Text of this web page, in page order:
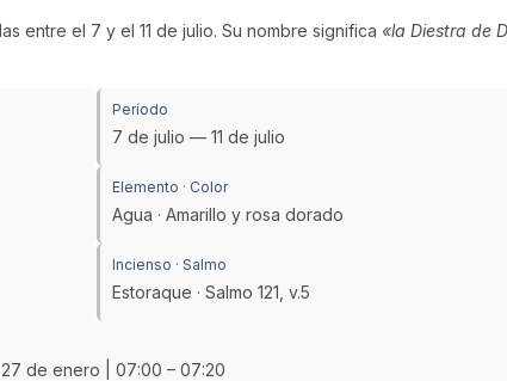
entre el 7 y el 11 de julio. Su nombre significa «la Diestra de
Período
7 de julio — 11 de julio
Elemento · Color
Agua · Amarillo y rosa dorado
Incienso · Salmo
Estoraque · Salmo 121, v.5
de enero | 07:00 – 07:20